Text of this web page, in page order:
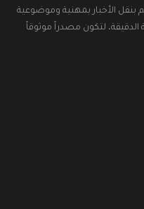
بنقل الأخبار بمهنية وموضوعية
الدقيقة، لتكون مصدراً موثوقاً